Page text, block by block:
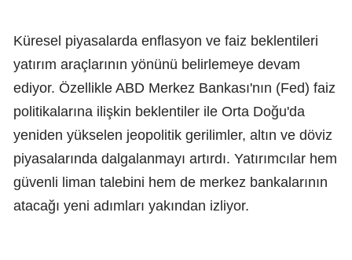
Küresel piyasalarda enflasyon ve faiz beklentileri
yatırım araçlarının yönünü belirlemeye devam
ediyor. Özellikle ABD Merkez Bankası'nın (Fed) faiz
politikalarına ilişkin beklentiler ile Orta Doğu'da
yeniden yükselen jeopolitik gerilimler, altın ve döviz
piyasalarında dalgalanmayı artırdı. Yatırımcılar hem
güvenli liman talebini hem de merkez bankalarının
atacağı yeni adımları yakından izliyor.